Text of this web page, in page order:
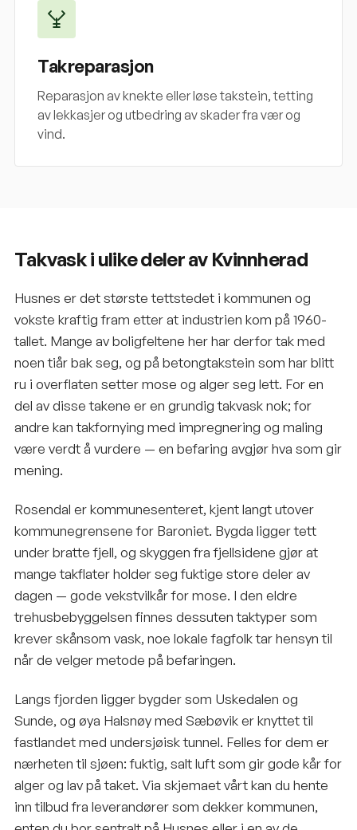
Takreparasjon
Reparasjon av knekte eller løse takstein, tetting
av lekkasjer og utbedring av skader fra vær og
vind.
Takvask i ulike deler av Kvinnherad
Husnes er det største tettstedet i kommunen og
vokste kraftig fram etter at industrien kom på 1960-
tallet. Mange av boligfeltene her har derfor tak med
noen tiår bak seg, og på betongtakstein som har blitt
ru i overflaten setter mose og alger seg lett. For en
del av disse takene er en grundig takvask nok; for
andre kan takfornying med impregnering og maling
være verdt å vurdere — en befaring avgjør hva som gir
mening.
Rosendal er kommunesenteret, kjent langt utover
kommunegrensene for Baroniet. Bygda ligger tett
under bratte fjell, og skyggen fra fjellsidene gjør at
mange takflater holder seg fuktige store deler av
dagen — gode vekstvilkår for mose. I den eldre
trehusbebyggelsen finnes dessuten taktyper som
krever skånsom vask, noe lokale fagfolk tar hensyn til
når de velger metode på befaringen.
Langs fjorden ligger bygder som Uskedalen og
Sunde, og øya Halsnøy med Sæbøvik er knyttet til
fastlandet med undersjøisk tunnel. Felles for dem er
nærheten til sjøen: fuktig, salt luft som gir gode kår for
alger og lav på taket. Via skjemaet vårt kan du hente
inn tilbud fra leverandører som dekker kommunen,